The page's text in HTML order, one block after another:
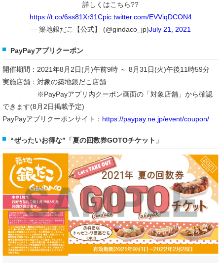
詳しくはこちら??
https://t.co/6ss81Xr31Cpic.twitter.com/EVViqDCON4
— 築地銀だこ【公式】 (@gindaco_jp)July 21, 2021
PayPayアプリクーポン
開催期間：2021年8月2日(月)午前9時 ～ 8月31日(火)午後11時59分
実施店舗：対象の築地銀だこ店舗
※PayPayアプリ内クーポン画面の「対象店舗」から確認
できます(8月2日掲載予定)
PayPayアプリクーポンサイト： https://paypay.ne.jp/event/coupon/
“ぜったいお得な”「夏の回数券GOTOチケット」